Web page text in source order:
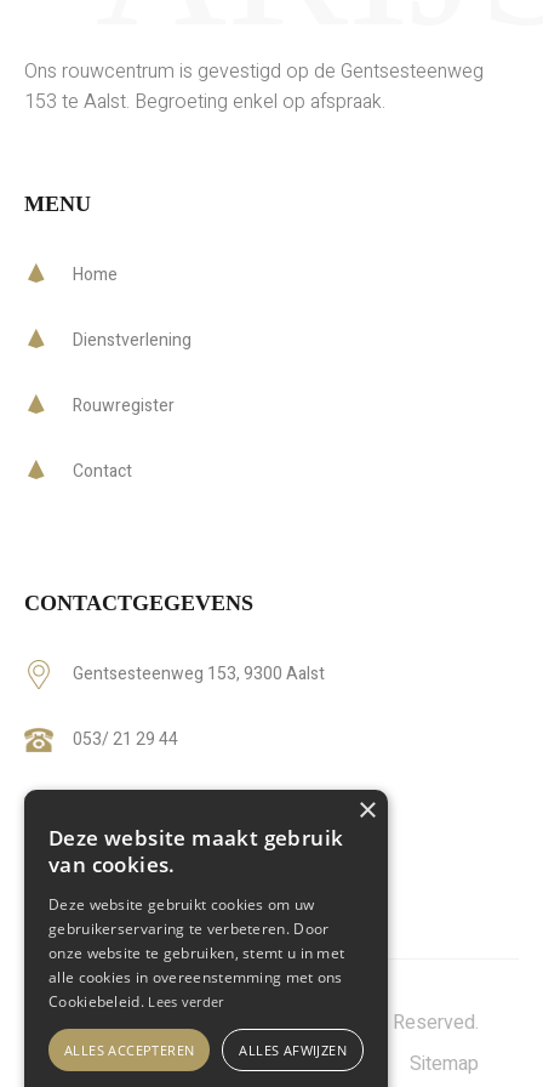
Ons rouwcentrum is gevestigd op de Gentsesteenweg
153 te Aalst. Begroeting enkel op afspraak.
MENU
Home
Dienstverlening
Rouwregister
Contact
CONTACTGEGEVENS
Gentsesteenweg 153, 9300 Aalst
053/ 21 29 44
BTW BE0886013836
Privacy Policy-Cookie Policy- Sitemap
© 2021 Arijs Begrafenissen. All Rights Reserved.
×
Deze website maakt gebruik
van cookies.
Deze website gebruikt cookies om uw
gebruikerservaring te verbeteren. Door
onze website te gebruiken, stemt u in met
alle cookies in overeenstemming met ons
Cookiebeleid. Lees verder
ALLES ACCEPTEREN ALLES AFWIJZEN